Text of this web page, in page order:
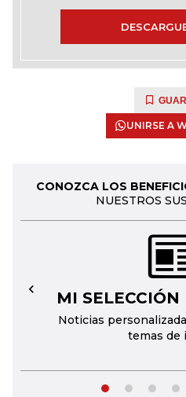
UNIRSE A
CONOZCA LOS
NUESTROS
MI
Noticias
temas de
←